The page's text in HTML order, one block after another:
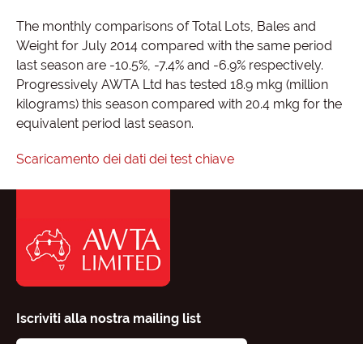
The monthly comparisons of Total Lots, Bales and
Weight for July 2014 compared with the same period
last season are -10.5%, -7.4% and -6.9% respectively.
Progressively AWTA Ltd has tested 18.9 mkg (million
kilograms) this season compared with 20.4 mkg for the
equivalent period last season.
Scaricamento dei dati dei test chiave
Iscriviti alla nostra mailing list